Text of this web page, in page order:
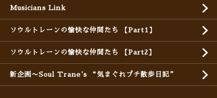
Musicians Link
ソウルトレーンの愉快な仲間たち 【Part1】
ソウルトレーンの愉快な仲間たち 【Part2】
新企画〜Soul Trane's “気まぐれプチ散歩日記”